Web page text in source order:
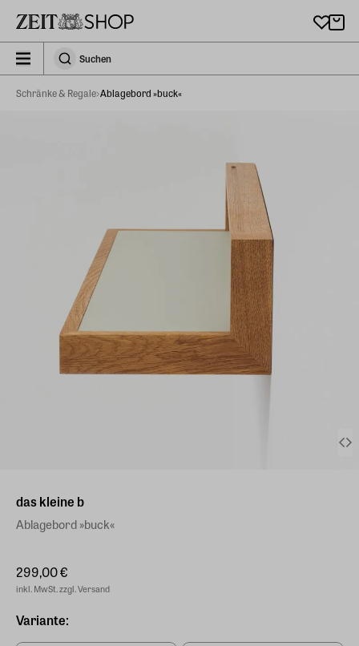
zeit_storefront.components.search.collapsed
SuchenSuchen
Schränke & Regale Ablagebord »buck«
das kleine b
Ablagebord »buck«
299,00 €
inkl. MwSt. zzgl. Versand
Variante: